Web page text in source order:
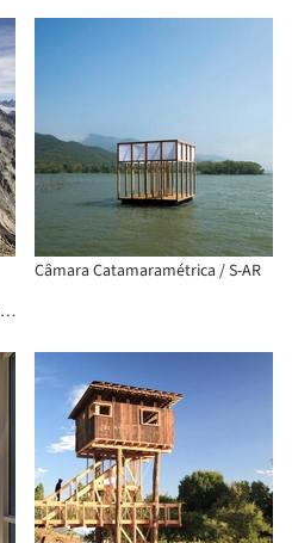
Câmara Catamaramétrica / S-AR